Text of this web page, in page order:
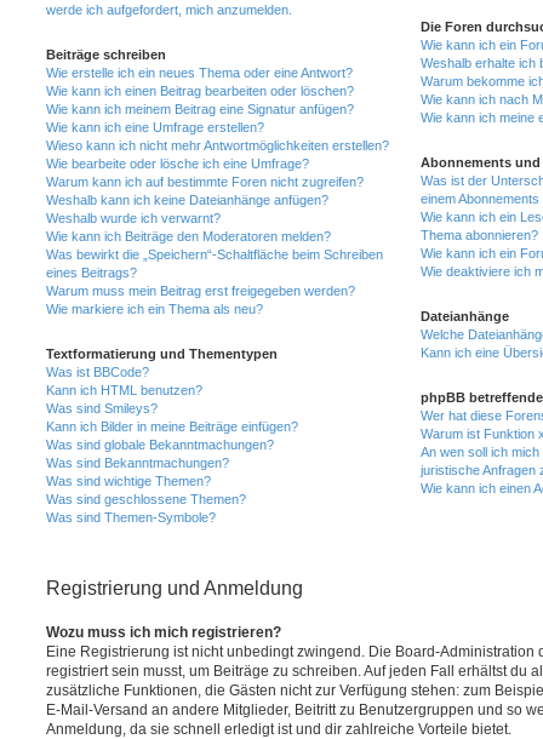
werde ich aufgefordert, mich anzumelden.
Beiträge schreiben
Wie erstelle ich ein neues Thema oder eine Antwort?
Wie kann ich einen Beitrag bearbeiten oder löschen?
Wie kann ich meinem Beitrag eine Signatur anfügen?
Wie kann ich eine Umfrage erstellen?
Wieso kann ich nicht mehr Antwortmöglichkeiten erstellen?
Wie bearbeite oder lösche ich eine Umfrage?
Warum kann ich auf bestimmte Foren nicht zugreifen?
Weshalb kann ich keine Dateianhänge anfügen?
Weshalb wurde ich verwarnt?
Wie kann ich Beiträge den Moderatoren melden?
Was bewirkt die „Speichern“-Schaltfläche beim Schreiben
eines Beitrags?
Warum muss mein Beitrag erst freigegeben werden?
Wie markiere ich ein Thema als neu?
Textformatierung und Thementypen
Was ist BBCode?
Kann ich HTML benutzen?
Was sind Smileys?
Kann ich Bilder in meine Beiträge einfügen?
Was sind globale Bekanntmachungen?
Was sind Bekanntmachungen?
Was sind wichtige Themen?
Was sind geschlossene Themen?
Was sind Themen-Symbole?
Die Foren
Wie kann ich ein
Weshalb erhalte ich
Warum bekomme
Wie kann ich nach
Wie kann ich meine
Abonnements und
Was ist der
einem
Wie kann ich ein
Thema abonnieren?
Wie kann ich ein
Wie deaktiviere ich
Dateianhänge
Welche
Kann ich eine
phpBB
Wer hat diese
Warum ist Funktion
An wen soll ich
juristische Anfragen
Wie kann ich einen
Registrierung und Anmeldung
Wozu muss ich mich registrieren?
Eine Registrierung ist nicht unbedingt zwingend. Die Board-Administration
registriert sein musst, um Beiträge zu schreiben. Auf jeden Fall erhältst du
zusätzliche Funktionen, die Gästen nicht zur Verfügung stehen: zum
E-Mail-Versand an andere Mitglieder, Beitritt zu Benutzergruppen und so
Anmeldung, da sie schnell erledigt ist und dir zahlreiche Vorteile bietet.